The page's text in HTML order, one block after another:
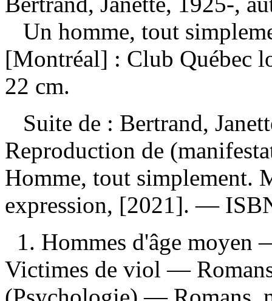
Un homme, tout
[Montréal] : Club Québec
22 cm.
Suite de : Bertrand,
Reproduction de
Homme, tout simplement.
expression, [2021]. —
1. Hommes d'âge moyen
Victimes de viol —